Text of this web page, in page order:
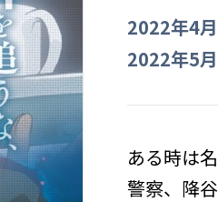
2022年4
2022年5
ある時は
警察、降